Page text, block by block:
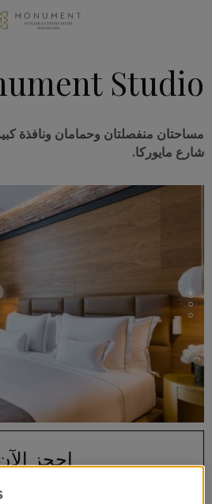
Studio
مساحتان منفصلتان وحمامان ونافذة
شارع مايوركا.
احجز